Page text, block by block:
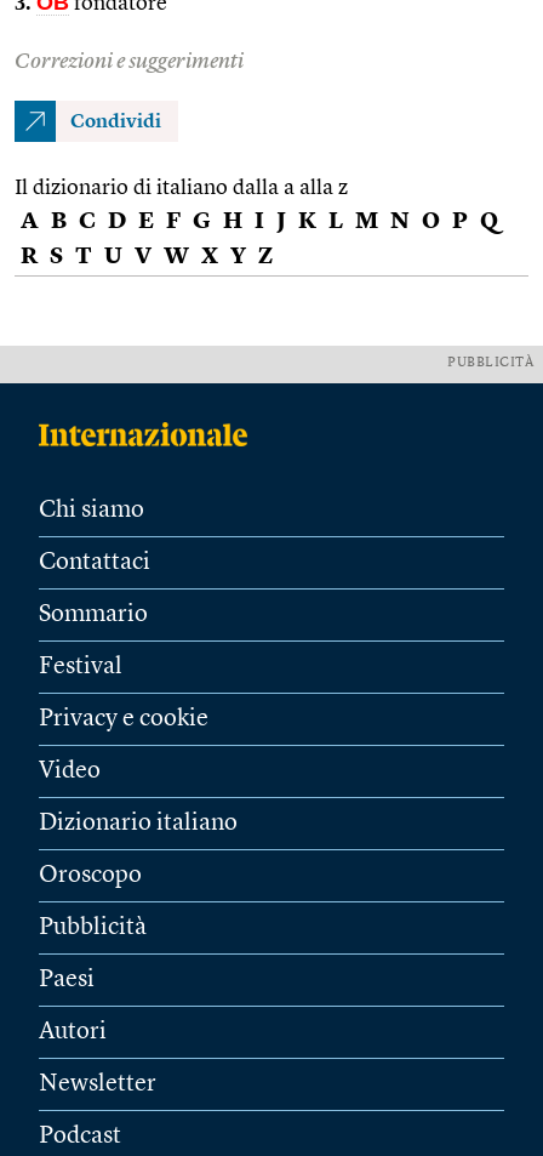
Correzioni e suggerimenti
Condividi
Il dizionario di italiano dalla a alla z
A B C D E F G H I J K L M N O P Q
R S T U V W X Y Z
PUBBLICITÀ
Chi siamo
Contattaci
Sommario
Festival
Privacy e cookie
Video
Dizionario italiano
Oroscopo
Pubblicità
Paesi
Autori
Newsletter
Podcast